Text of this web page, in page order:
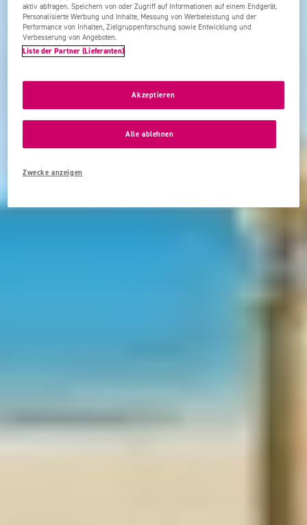
aktiv abfragen. Speichern von oder Zugriff auf Informationen auf einem Endgerät.
Personalisierte Werbung und Inhalte, Messung von Werbeleistung und der
Performance von Inhalten, Zielgruppenforschung sowie Entwicklung und
Verbesserung von Angeboten.
Liste der Partner (Lieferanten)
Zwecke anzeigen
Alle ablehnen
Akzeptieren